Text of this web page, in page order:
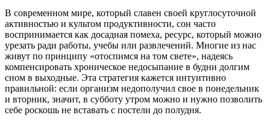
В современном мире, который славен своей круглосуточной
активностью и культом продуктивности, сон часто
воспринимается как досадная помеха, ресурс, который можно
урезать ради работы, учебы или развлечений. Многие из нас
живут по принципу «отоспимся на том свете», надеясь
компенсировать хроническое недосыпание в будни долгим
сном в выходные. Эта стратегия кажется интуитивно
правильной: если организм недополучил свое в понедельник
и вторник, значит, в субботу утром можно и нужно позволить
себе роскошь не вставать с постели до полудня.